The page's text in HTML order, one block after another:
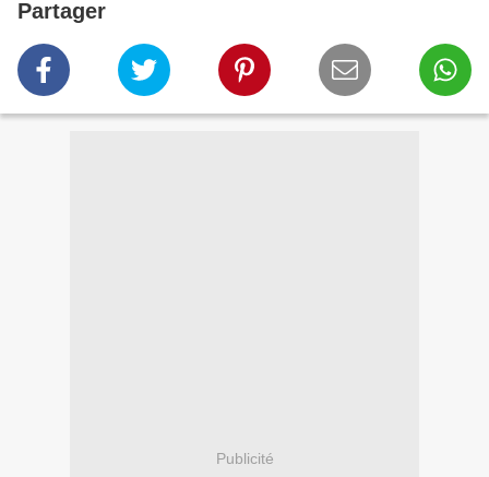
Partager
Publicité